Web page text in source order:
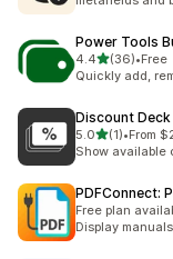
Power Tools
4.4เต็ม 5 ดาว
(36)
ทั้งหมด 36 รีวิว
•Free
Quickly add,
Discount
5.0เต็ม 5 ดาว
(1)
ทั้งหมด 1 รีวิว
•From
Show available
PDFConnect:
Free plan
Display